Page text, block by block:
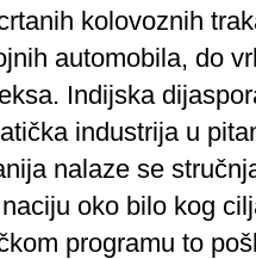
kolovoznih
automobila, do
Indijska
industrija u
nalaze se
oko bilo kog
programu to